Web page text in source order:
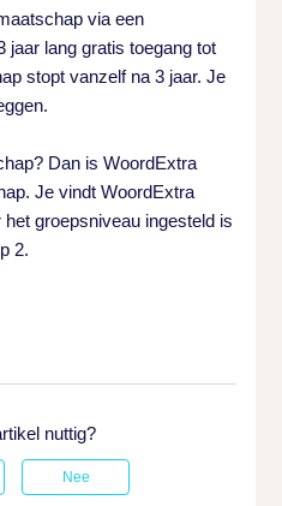
via een
jaar lang gratis toegang tot
stopt vanzelf na 3 jaar. Je
Dan is WoordExtra
Je vindt WoordExtra
groepsniveau ingesteld is
2.
nuttig?